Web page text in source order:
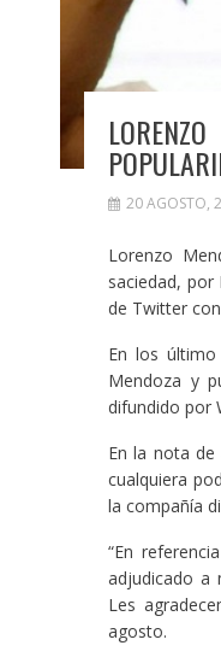
20 AGOSTO,
Lorenzo
saciedad,
de Twitter
En los
Mendoza y
difundido por
En la nota
cualquiera
la compañía
“En
adjudicado a
Les
agosto.